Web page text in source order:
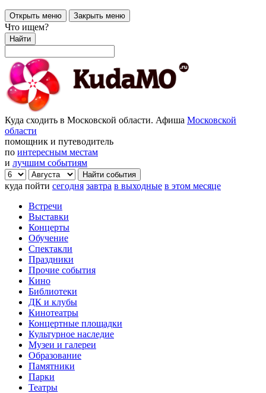
Открыть меню Закрыть меню
Что ищем?
Найти
Куда сходить в Московской области. Афиша Московской
области
помощник и путеводитель
по интересным местам
и лучшим событиям
куда пойти сегодня завтра в выходные в этом месяце
Встречи
Выставки
Концерты
Обучение
Спектакли
Праздники
Прочие события
Кино
Библиотеки
ДК и клубы
Кинотеатры
Концертные площадки
Культурное наследие
Музеи и галереи
Образование
Памятники
Парки
Театры